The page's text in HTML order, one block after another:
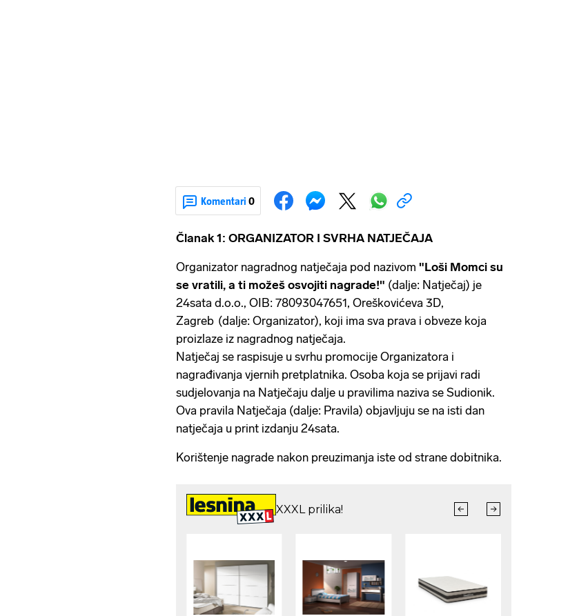
Komentari 0
Članak 1: ORGANIZATOR I SVRHA NATJEČAJA
Organizator nagradnog natječaja pod nazivom "Loši Momci su
se vratili, a ti možeš osvojiti nagrade!" (dalje: Natječaj) je
24sata d.o.o., OIB: 78093047651, Oreškovićeva 3D,
Zagreb (dalje: Organizator), koji ima sva prava i obveze koja
proizlaze iz nagradnog natječaja.
Natječaj se raspisuje u svrhu promocije Organizatora i
nagrađivanja vjernih pretplatnika. Osoba koja se prijavi radi
sudjelovanja na Natječaju dalje u pravilima naziva se Sudionik.
Ova pravila Natječaja (dalje: Pravila) objavljuju se na isti dan
natječaja u print izdanju 24sata.
Korištenje nagrade nakon preuzimanja iste od strane dobitnika.